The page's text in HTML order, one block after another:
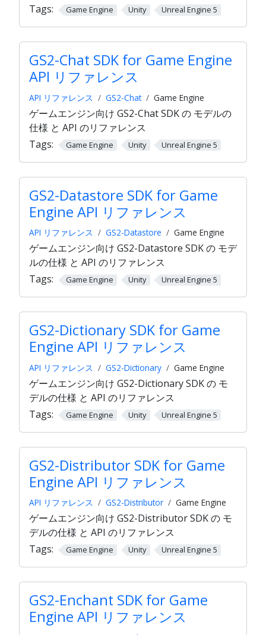
Tags:
Game Engine Unity Unreal Engine 5
GS2-Chat SDK for Game Engine
API リファレンス
API リファレンス GS2-Chat Game Engine
ゲームエンジン向け GS2-Chat SDK の モデルの
仕様 と API のリファレンス
Tags:
Game Engine Unity Unreal Engine 5
GS2-Datastore SDK for Game
Engine API リファレンス
API リファレンス GS2-Datastore Game Engine
ゲームエンジン向け GS2-Datastore SDK の モデ
ルの仕様 と API のリファレンス
Tags:
Game Engine Unity Unreal Engine 5
GS2-Dictionary SDK for Game
Engine API リファレンス
API リファレンス GS2-Dictionary Game Engine
ゲームエンジン向け GS2-Dictionary SDK の モ
デルの仕様 と API のリファレンス
Tags:
Game Engine Unity Unreal Engine 5
GS2-Distributor SDK for Game
Engine API リファレンス
API リファレンス GS2-Distributor Game Engine
ゲームエンジン向け GS2-Distributor SDK の モ
デルの仕様 と API のリファレンス
Tags:
Game Engine Unity Unreal Engine 5
GS2-Enchant SDK for Game
Engine API リファレンス